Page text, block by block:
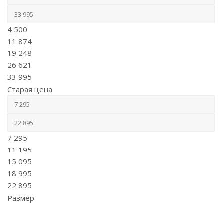
4 500
11 874
19 248
26 621
33 995
Старая цена
7 295
11 195
15 095
18 995
22 895
Размер